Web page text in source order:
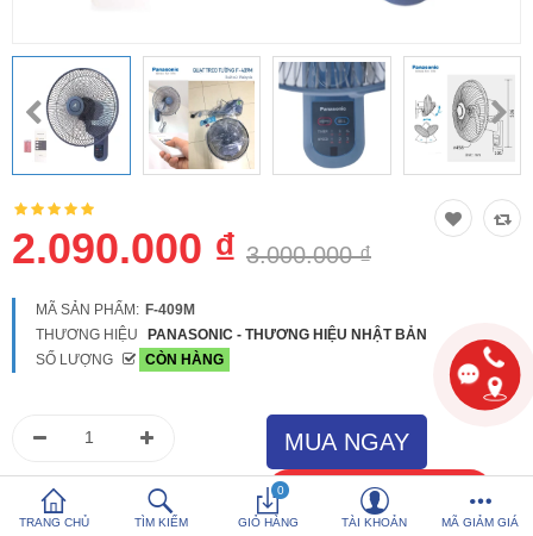
So sánh Yêu thích (0)
Hotline: 0816 505 655
Tải App SanHangRe nhận Quà
TRANG CHỦ TÌM KIẾM
0
GIỎ HÀNG TÀI KHOẢN MÃ GIẢM GIÁ
2.090.000 ₫ 3.000.000 ₫
MÃ SẢN PHẨM: F‑409M
THƯƠNG HIỆU
PANASONIC - THƯƠNG HIỆU NHẬT BẢN
SỐ LƯỢNG
CÒN HÀNG